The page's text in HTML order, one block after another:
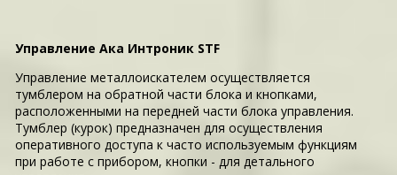
Управление Ака Интроник STF
Управление металлоискателем осуществляется
тумблером на обратной части блока и кнопками,
расположенными на передней части блока управления.
Тумблер (курок) предназначен для осуществления
оперативного доступа к часто используемым функциям
при работе с прибором, кнопки - для детального